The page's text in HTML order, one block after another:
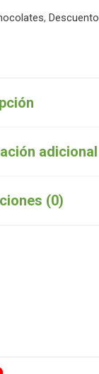
,
adicional
(0)